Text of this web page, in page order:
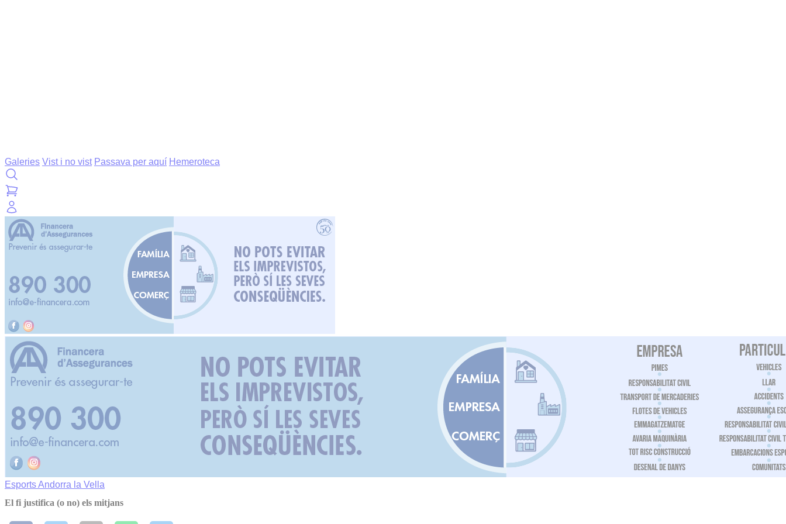
Galeries Vist i no vist Passava per aquí Hemeroteca
EsportsAndorra la Vella
El fi justifica (o no) els mitjans